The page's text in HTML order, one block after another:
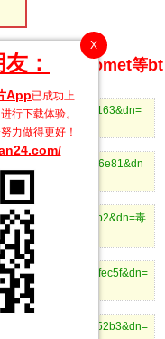
X
：
App已成功上
行下载体验。
力做得更好！
、BitComet等bt
毒